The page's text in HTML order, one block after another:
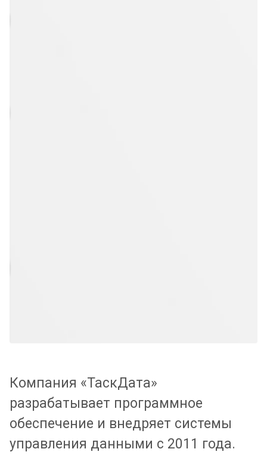
Компания «ТаскДата»
разрабатывает программное
обеспечение и внедряет системы
управления данными с 2011 года.